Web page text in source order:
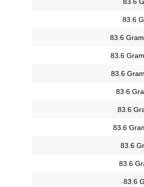
‎83.6
‎83.6
‎83.6
‎83.6
‎83.6
‎83.6
‎83.6
‎83.6
‎83.6
‎83.6